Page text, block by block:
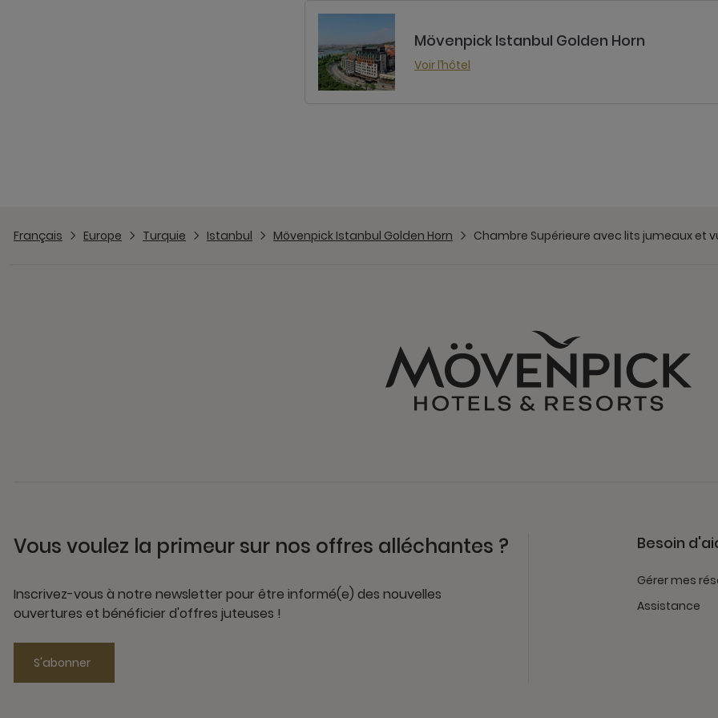
Mövenpick Istanbul Golden Horn
Voir l’hôtel
Français Europe Turquie Istanbul Mövenpick Istanbul Golden Horn Chambre Supérieure avec lits jumeaux et
Vous voulez la primeur sur nos offres alléchantes ?
Inscrivez-vous à notre newsletter pour être informé(e) des nouvelles
ouvertures et bénéficier d'offres juteuses !
S'abonner
Besoin
Gérer mes
Assistance